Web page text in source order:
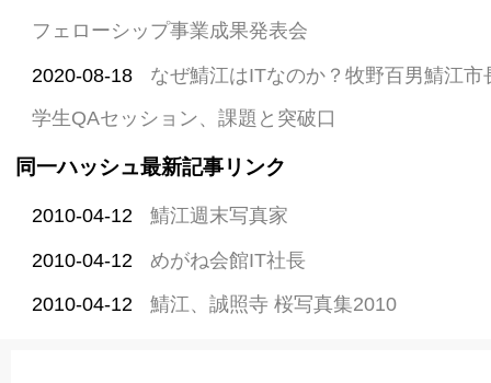
フェローシップ事業成果発表会
2020-08-18
なぜ鯖江はITなのか？牧野百男鯖江
学生QAセッション、課題と突破口
同一ハッシュ最新記事リンク
2010-04-12 鯖江週末写真家
2010-04-12 めがね会館IT社長
2010-04-12 鯖江、誠照寺 桜写真集2010